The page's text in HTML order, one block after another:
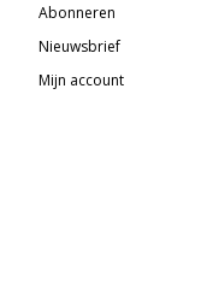
Abonneren
Nieuwsbrief
Mijn account